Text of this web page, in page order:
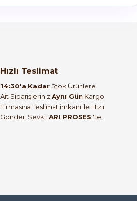
Hızlı Teslimat
14:30'a Kadar Stok Ürünlere
Ait SiparişlerinizAynı Gün Kargo
Firmasına Teslimat imkanı ile Hızlı
Gönderi Sevki: ARI PROSES 'te.